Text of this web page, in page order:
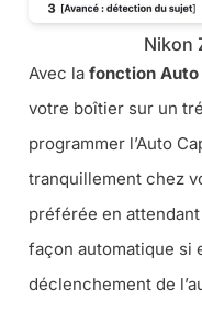
Nikon
Avec la fonction Auto
votre boîtier sur un
programmer l’Auto
tranquillement chez
préférée en
façon automatique si
déclenchement de